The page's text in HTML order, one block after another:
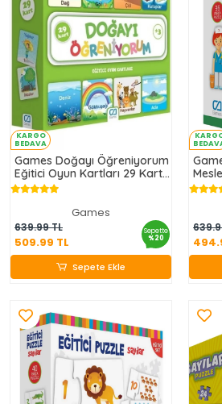
KARGO
BEDAVA
Games Doğayı Öğreniyorum
Eğitici Oyun Kartları 29 Kart
5053
Games
639.99 TL
509.99 TL
Sepette
%20
509.99 TL
Sepete Ekle